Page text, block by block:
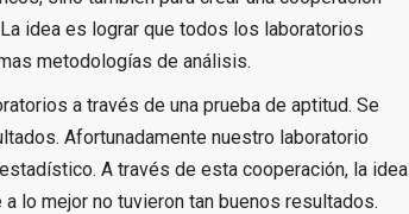
idea es lograr que todos los laboratorios
metodologías de análisis.
a través de una prueba de aptitud. Se
Afortunadamente nuestro laboratorio
A través de esta cooperación, la idea
lo mejor no tuvieron tan buenos resultados.